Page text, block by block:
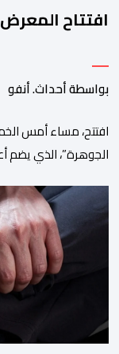
افتتاح
بواسطة أحداث. أنفو
افتتح، مساء أمس
لـ”فضاء إكسبو
مخصصا للتعريف
“أكادير،